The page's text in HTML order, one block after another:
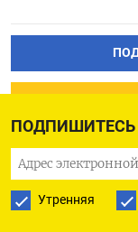
Утренняя